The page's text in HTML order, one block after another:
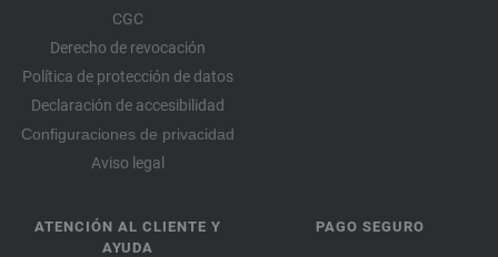
CGC
Derecho de revocación
Política de protección de datos
Declaración de accesibilidad
Configuraciones de privacidad
Aviso legal
ATENCIÓN AL CLIENTE Y
AYUDA
PAGO SEGURO